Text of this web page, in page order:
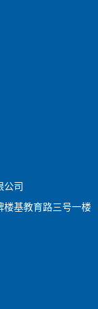
公司
基教育路三号一楼